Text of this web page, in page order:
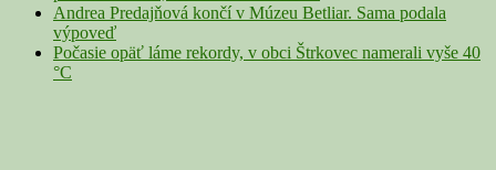
Andrea Predajňová končí v Múzeu Betliar. Sama podala
výpoveď
Počasie opäť láme rekordy, v obci Štrkovec namerali vyše 40
°C